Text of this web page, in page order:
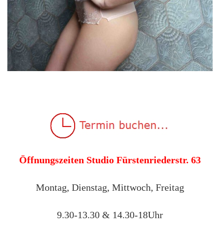
Öffnungszeiten Studio Fürstenriederstr. 63
Montag, Dienstag, Mittwoch, Freitag
9.30-13.30 & 14.30-18Uhr